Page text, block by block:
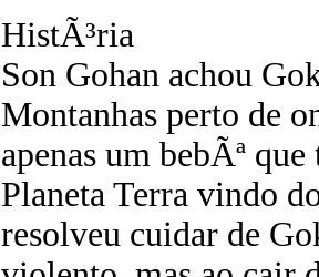
HistÃ³ria
Son Gohan achou
Montanhas perto de
apenas um bebÃª
Planeta Terra vindo
resolveu cuidar de